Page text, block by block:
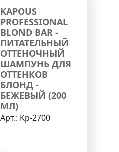
KAPOUS
PROFESSIONAL
BLOND BAR -
ПИТАТЕЛЬНЫЙ
ОТТЕНОЧНЫЙ
ШАМПУНЬ ДЛЯ
ОТТЕНКОВ
БЛОНД -
БЕЖЕВЫЙ (200
МЛ)
Арт.: Kp-2700